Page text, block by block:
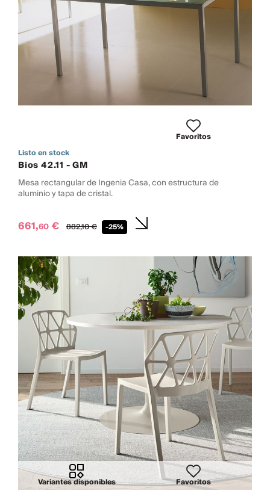
Favoritos
Listo en stock
Bios 42.11 - GM
Mesa rectangular de Ingenia Casa, con estructura de
aluminio y tapa de cristal.
661,60 € 882,10€ -25%
Variantes disponibles
Favoritos